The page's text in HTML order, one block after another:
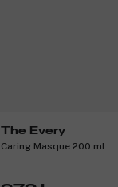
The Every
Caring Masque 200 ml